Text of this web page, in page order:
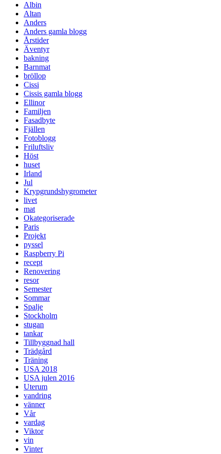
Albin
Altan
Anders
Anders gamla blogg
Årstider
Äventyr
bakning
Barnmat
bröllop
Cissi
Cissis gamla blogg
Ellinor
Familjen
Fasadbyte
Fjällen
Fotoblogg
Friluftsliv
Höst
huset
Irland
Jul
Krypgrundshygrometer
livet
mat
Okategoriserade
Paris
Projekt
pyssel
Raspberry Pi
recept
Renovering
resor
Semester
Sommar
Spalje
Stockholm
stugan
tankar
Tillbyggnad hall
Trädgård
Träning
USA 2018
USA julen 2016
Uterum
vandring
vänner
Vår
vardag
Viktor
vin
Vinter